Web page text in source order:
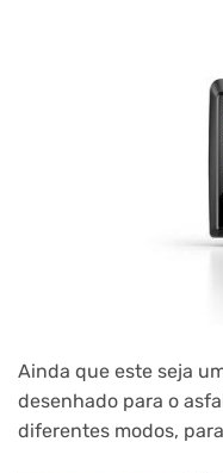
Ainda que este seja
desenhado para o
diferentes modos,